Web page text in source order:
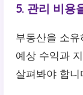
5. 관리 비용
부동산을 소
예상 수익과
살펴봐야 합니